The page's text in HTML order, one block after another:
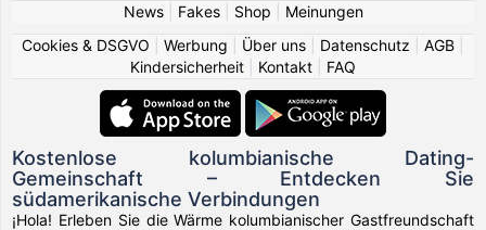
News| Fakes| Shop
Meinungen
Cookies & DSGVO
Werbung Über uns Datenschutz AGB
Kindersicherheit
Kontakt FAQ
Kostenlose kolumbianische Dating-
Gemeinschaft – Entdecken Sie
südamerikanische Verbindungen
¡Hola! Erleben Sie die Wärme kolumbianischer Gastfreundschaft